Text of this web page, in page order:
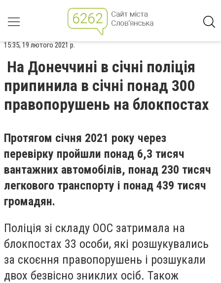
15:35, 19 лютого 2021 р.
На Донеччині в січні поліція
припинила в січні понад 300
правопорушень на блокпостах
Протягом січня 2021 року через
перевірку пройшли понад 6,3 тисяч
вантажних автомобілів, понад 230 тисяч
легкового транспорту і понад 439 тисяч
громадян.
Поліція зі складу ООС затримала на
блокпостах 33 особи, які розшукувались
за скоєння правопорушень і розшукали
двох безвісно зниклих осіб. Також